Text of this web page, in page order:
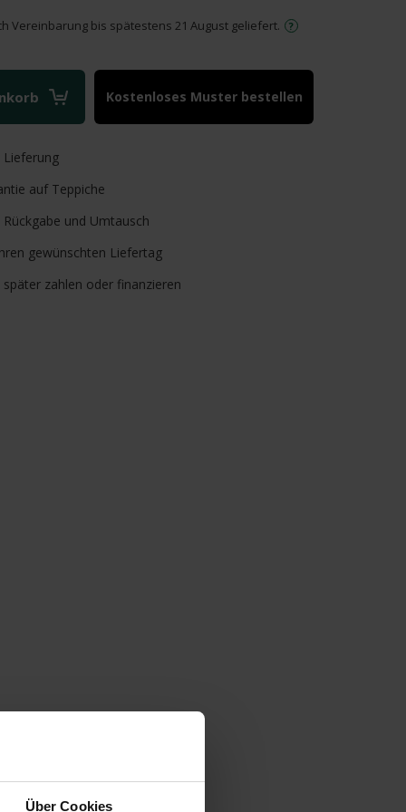
Über Cookies
Vereinbarung bis spätestens 21 August geliefert.
Kostenloses Muster bestellen
Lieferung
auf Teppiche
Rückgabe und Umtausch
gewünschten Liefertag
zahlen oder finanzieren